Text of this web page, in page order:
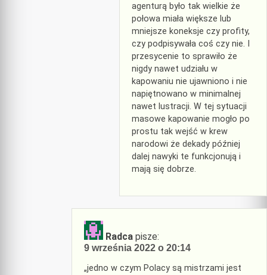
agenturą było tak wielkie że
połowa miała większe lub
mniejsze koneksje czy profity,
czy podpisywała coś czy nie. I
przesycenie to sprawiło że
nigdy nawet udziału w
kapowaniu nie ujawniono i nie
napiętnowano w minimalnej
nawet lustracji. W tej sytuacji
masowe kapowanie mogło po
prostu tak wejść w krew
narodowi że dekady później
dalej nawyki te funkcjonują i
mają się dobrze.
Radca pisze:
9 września 2022 o 20:14
„jedno w czym Polacy są mistrzami jest